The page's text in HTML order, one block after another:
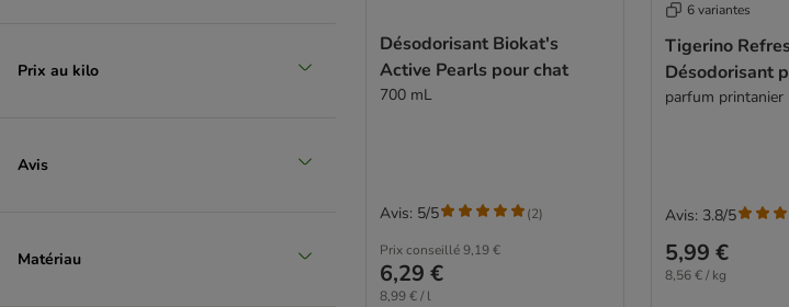
Prix au kilo
Avis
Matériau
Désodorisant Biokat's
Active Pearls pour chat
700 mL
Prix conseillé9,19 €
6,29 €
8,99 € / l
Avis: 5/5 (2)
6 variantes
Tigerino
Désodorisant
parfum printanier
5,99 €
8,56 € / kg
Avis: 3.8/5